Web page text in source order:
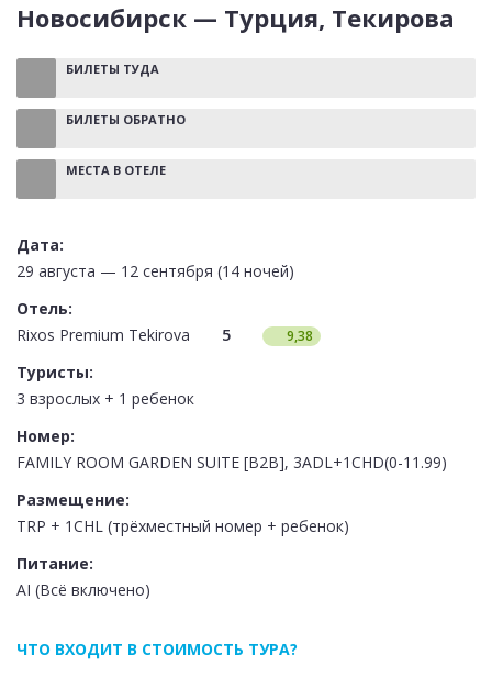
Новосибирск — Турция, Текирова
БИЛЕТЫ ТУДА
БИЛЕТЫ ОБРАТНО
МЕСТА В ОТЕЛЕ
Дата:
29 августа — 12 сентября (14 ночей)
Отель:
Rixos Premium Tekirova
5 9,38
Туристы:
3 взрослых + 1 ребенок
Номер:
FAMILY ROOM GARDEN SUITE [B2B], 3ADL+1CHD(0-11.99)
Размещение:
TRP + 1CHL (трёхместный номер + ребенок)
Питание:
AI (Всё включено)
ЧТО ВХОДИТ В СТОИМОСТЬ ТУРА?